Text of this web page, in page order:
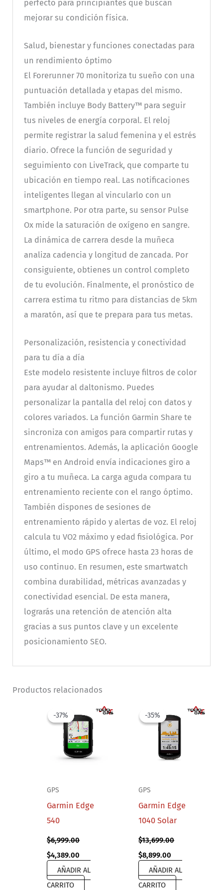
perfecto para principiantes que buscan
mejorar su condición física.
Salud, bienestar y funciones conectadas para
un rendimiento óptimo
El Forerunner 70 monitoriza tu sueño con una
puntuación detallada y etapas del mismo.
También incluye Body Battery™ para seguir
tus niveles de energía corporal. El reloj
permite registrar la salud femenina y el estrés
diario. Ofrece la función de seguridad y
seguimiento con LiveTrack, que comparte tu
ubicación en tiempo real. Las notificaciones
inteligentes llegan al vincularlo con un
smartphone. Por otra parte, su sensor Pulse
Ox mide la saturación de oxígeno en sangre.
La dinámica de carrera desde la muñeca
analiza cadencia y longitud de zancada. Por
consiguiente, obtienes un control completo
de tu evolución. Finalmente, el pronóstico de
carrera estima tu ritmo para distancias de 5km
a maratón, así que te prepara para tus metas.
Personalización, resistencia y conectividad
para tu día a día
Este modelo resistente incluye filtros de color
para ayudar al daltonismo. Puedes
personalizar la pantalla del reloj con datos y
colores variados. La función Garmin Share te
sincroniza con amigos para compartir rutas y
entrenamientos. Además, la aplicación Google
Maps™ en Android envía indicaciones giro a
giro a tu muñeca. La carga aguda compara tu
entrenamiento reciente con el rango óptimo.
También dispones de sesiones de
entrenamiento rápido y alertas de voz. El reloj
calcula tu VO2 máximo y edad fisiológica. Por
último, el modo GPS ofrece hasta 23 horas de
uso continuo. En resumen, este smartwatch
combina durabilidad, métricas avanzadas y
conectividad esencial. De esta manera,
lograrás una retención de atención alta
gracias a sus puntos clave y un excelente
posicionamiento SEO.
Productos relacionados
-37%
-37%
GPS
Garmin Edge
540
$6,999.00
Original
price
was:
$6,999.00.
$4,389.00
price
is:
$4,389.00.
AÑADIR AL
CARRITO
-35%
-35%
GPS
Garmin Edge
1040 Solar
$13,699.00
Original
price
was:
$13,699.00.
$8,899.00
price
is:
$8,899.00.
AÑADIR AL
CARRITO